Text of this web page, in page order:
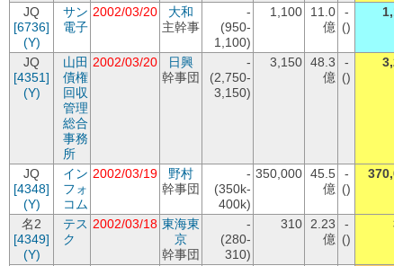
JQ
[6736]
(Y)
サン
電子
2002/03/20
大和
主幹事
-
(950-
1,100)
1,100
11.0
億
-
()
JQ
[4351]
(Y)
山田
債権
回収
管理
総合
事務
所
2002/03/20
日興
幹事団
-
(2,750-
3,150)
3,150 48.3
億
-
()
JQ
[4348]
(Y)
イン
フォ
コム
2002/03/19
野村
幹事団
-
(350k-
400k)
350,000 45.5
億
-
()
名2
[4349]
(Y)
テス
ク
2002/03/18 東海東
京
幹事団
-
(280-
310)
310
2.23
億
-
()